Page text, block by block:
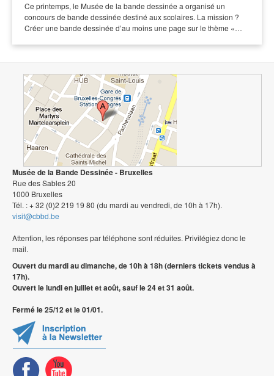
Ce printemps, le Musée de la bande dessinée a organisé un
concours de bande dessinée destiné aux scolaires. La mission ?
Créer une bande dessinée d’au moins une page sur le thème «…
Musée de la Bande Dessinée - Bruxelles
Rue des Sables 20
1000 Bruxelles
Tél. : + 32 (0)2 219 19 80 (du mardi au vendredi, de 10h à 17h).
visit@cbbd.be
Attention, les réponses par téléphone sont réduites. Privilégiez donc le
mail.
Ouvert du mardi au dimanche, de 10h à 18h (derniers tickets vendus à
17h).
Ouvert le lundi en juillet et août, sauf le 24 et 31 août.
Fermé le 25/12 et le 01/01.